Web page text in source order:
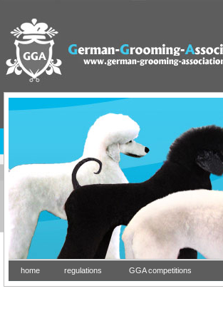
home regulations GGA competitions